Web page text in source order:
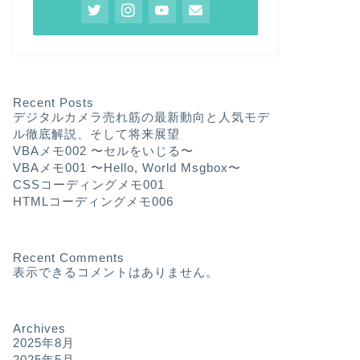
Recent Posts
デジタルカメラ売れ筋の最新動向と人気モデ
ル徹底解説、そして将来展望
VBAメモ002 〜セルをいじる〜
VBAメモ001 〜Hello, World Msgbox〜
CSSコーディングメモ001
HTMLコーディングメモ006
Recent Comments
表示できるコメントはありません。
Archives
2025年8月